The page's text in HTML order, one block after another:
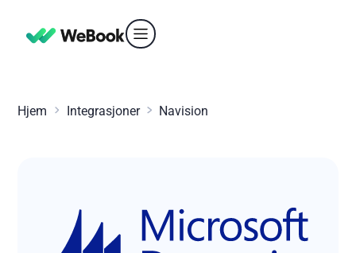
Hjem Integrasjoner Navision